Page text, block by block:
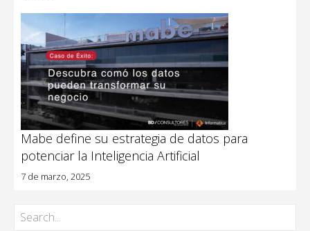
Mabe define su estrategia de datos para
potenciar la Inteligencia Artificial
7 de marzo, 2025